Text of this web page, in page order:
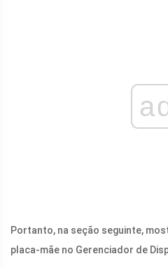
Portanto, na seção seguinte,
placa-mãe no Gerenciador de